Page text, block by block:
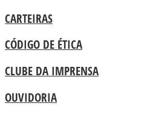
CARTEIRAS
CÓDIGO DE ÉTICA
CLUBE DA IMPRENSA
OUVIDORIA